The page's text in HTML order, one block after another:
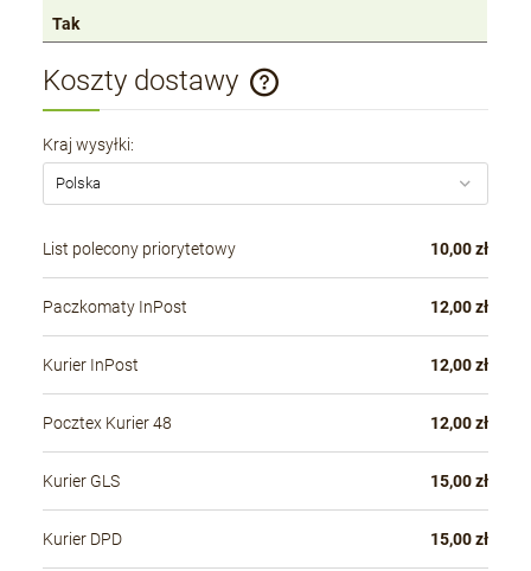
Tak
Koszty dostawy
Cena nie zawiera ewentualnych kosztów płatności
Kraj wysyłki:
List polecony priorytetowy 10,00 zł
Paczkomaty InPost 12,00 zł
Kurier InPost 12,00 zł
Pocztex Kurier 48 12,00 zł
Kurier GLS 15,00 zł
Kurier DPD 15,00 zł